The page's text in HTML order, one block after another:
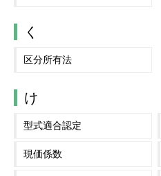
く
区分所有法
け
型式適合認定
現価係数